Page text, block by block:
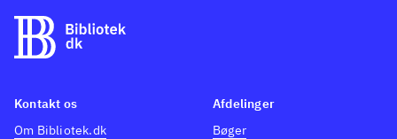
Kontakt os
Om Bibliotek.dk
Afdelinger
Bøger